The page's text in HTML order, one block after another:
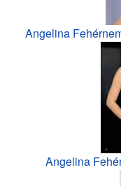
Angelina
Angelina